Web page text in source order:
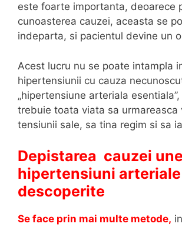
este foarte importanta, deoarece
cunoasterea cauzei, aceasta se
indeparta, si pacientul devine un
Acest lucru nu se poate intampla
hipertensiunii cu cauza
„hipertensiune arteriala
trebuie toata viata sa urmareasca
tensiunii sale, sa tina regim si sa
Depistarea cauzei
hipertensiuni
descoperite
Se face prin mai multe metode,